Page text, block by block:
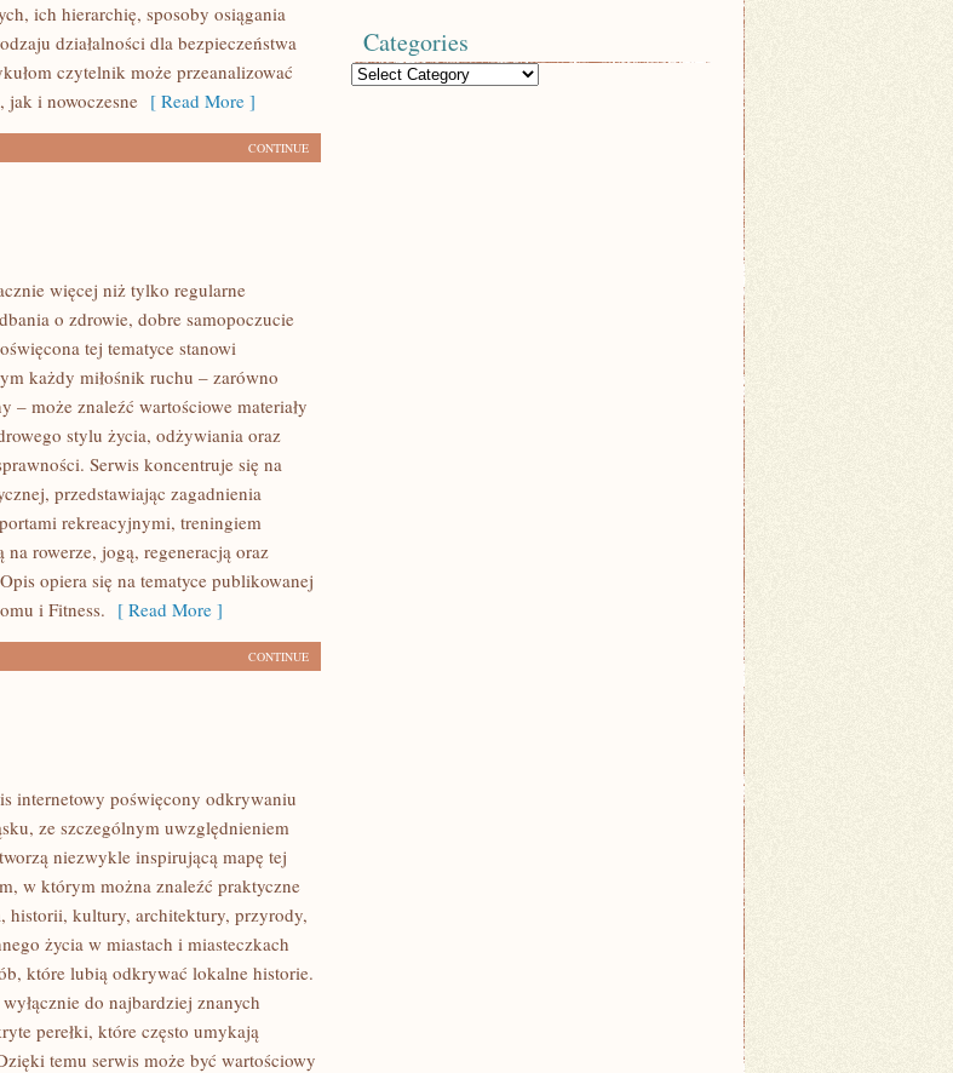
ich hierarchię, sposoby osiągania
działalności dla bezpieczeństwa
czytelnik może przeanalizować
jak i nowoczesne [ Read More ]
CONTINUE
więcej niż tylko regularne
o zdrowie, dobre samopoczucie
tej tematyce stanowi
każdy miłośnik ruchu – zarówno
– może znaleźć wartościowe materiały
stylu życia, odżywiania oraz
Serwis koncentruje się na
przedstawiając zagadnienia
rekreacyjnymi, treningiem
rowerze, jogą, regeneracją oraz
opiera się na tematyce publikowanej
i Fitness. [ Read More ]
CONTINUE
internetowy poświęcony odkrywaniu
ze szczególnym uwzględnieniem
niezwykle inspirującą mapę tej
w którym można znaleźć praktyczne
historii, kultury, architektury, przyrody,
życia w miastach i miasteczkach
które lubią odkrywać lokalne historie.
do najbardziej znanych
perełki, które często umykają
temu serwis może być wartościowy
Categories
Categories